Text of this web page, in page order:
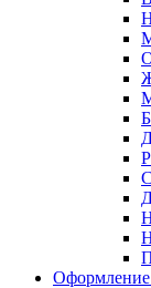
Оформление